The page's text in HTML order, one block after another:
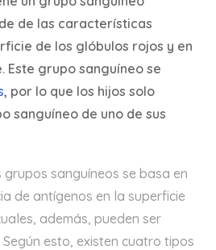
de las características
de los glóbulos rojos y en
Este grupo sanguíneo se
, por lo que los hijos solo
sanguíneo de uno de sus
sanguíneos se basa en
de antígenos en la superficie
además, pueden ser
esto, existen cuatro tipos